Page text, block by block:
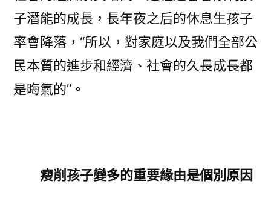
子潛能的成長，長年夜之后的休息生孩子
率會降落，“所以，對家庭以及我們全部公
民本質的進步和經濟、社會的久長成長都
是晦氣的”。
瘦削孩子變多的重要緣由是個別原因